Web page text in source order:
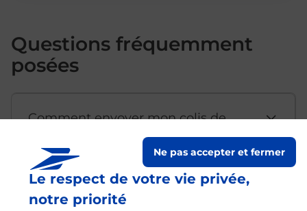
Le respect de votre vie privée,
notre priorité
Ne pas accepter et fermer
Questions fréquemment
posées
Comment envoyer mon colis de
Est-il possible d’acheter un
emballage directement depuis un